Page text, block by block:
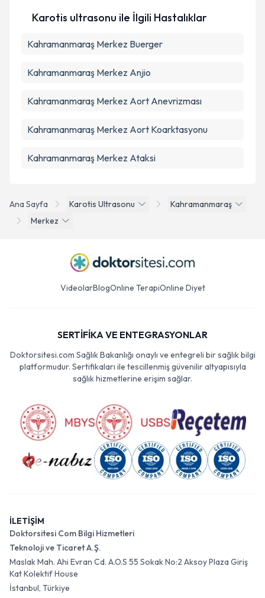
Takvim Talebini Gönder
Ana Sayfa Karotis Ultrasonu
Kahramanmaraş
Merkez
Karotis ultrasonu ile İlgili Hastalıklar
Kahramanmaraş Merkez Buerger
Kahramanmaraş Merkez Anjio
Kahramanmaraş Merkez Aort Anevrizması
Kahramanmaraş Merkez Aort Koarktasyonu
Kahramanmaraş Merkez Ataksi
VideolarBlogOnline TerapiOnline Diyet
SERTİFİKA VE ENTEGRASYONLAR
Doktorsitesi.com Sağlık Bakanlığı onaylı ve entegreli bir sağlık bilgi
platformudur. Sertifikaları ile tescillenmiş güvenilir altyapısıyla
sağlık hizmetlerine erişim sağlar.
İLETİŞİM
Doktorsitesi Com Bilgi Hizmetleri
Teknoloji ve Ticaret A.Ş.
Maslak Mah. Ahi Evran Cd. A.O.S 55 Sokak No:2 Aksoy Plaza Giriş
Kat Kolektif House
İstanbul, Türkiye